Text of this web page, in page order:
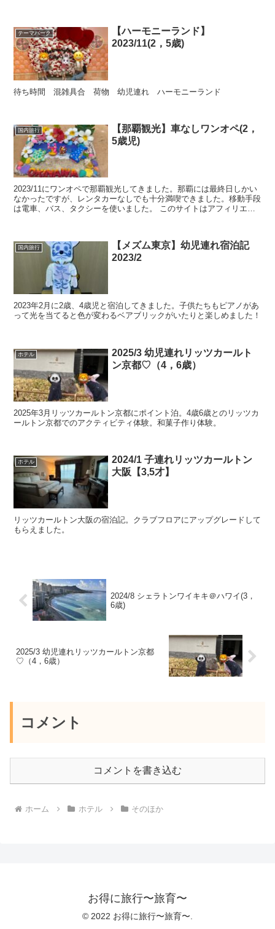
テーマパーク
【ハーモニーランド】
2023/11(2，5歳)
待ち時間 混雑具合 荷物 幼児連れ ハーモニーランド
国内旅行
【那覇観光】車なしワンオペ(2，
5歳児)
2023/11にワンオペで那覇観光してきました。那覇には最終日しかい
なかったですが、レンタカーなしでも十分満喫できました。移動手段
は電車、バス、タクシーを使いました。 このサイトはアフィリエイ
国内旅行
【メズム東京】幼児連れ宿泊記
2023/2
2023年2月に2歳、4歳児と宿泊してきました。子供たちもピアノがあ
って光を当てると色が変わるベアブリックがいたりと楽しめました！
ホテル
2025/3 幼児連れリッツカールト
ン京都♡（4，6歳）
2025年3月リッツカールトン京都にポイント泊。4歳6歳とのリッツカ
ールトン京都でのアクティビティ体験。和菓子作り体験。
ホテル
2024/1 子連れリッツカールトン
大阪【3,5才】
リッツカールトン大阪の宿泊記。クラブフロアにアップグレードして
もらえました。
2024/8 シェラトンワイキキ＠ハワイ(3，
6歳)
2025/3 幼児連れリッツカールトン京都
♡（4，6歳）
コメント
コメントを書き込む
ホーム ホテル そのほか
お得に旅行〜旅育〜
© 2022 お得に旅行〜旅育〜.